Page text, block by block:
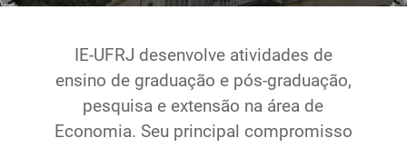
Ministério da Agricultura, Pecuária e Abastecimento
Ministério da Educação
IE-UFRJ desenvolve atividades de
ensino de graduação e pós-graduação,
pesquisa e extensão na área de
Economia. Seu principal compromisso